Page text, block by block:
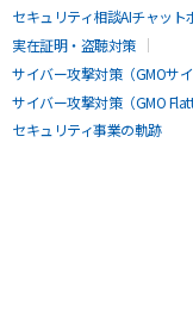
セキュリティ相談AIチャット
実在証明・盗聴対策
サイバー攻撃対策（GMOサ
サイバー攻撃対策（GMO Flatt
セキュリティ事業の軌跡